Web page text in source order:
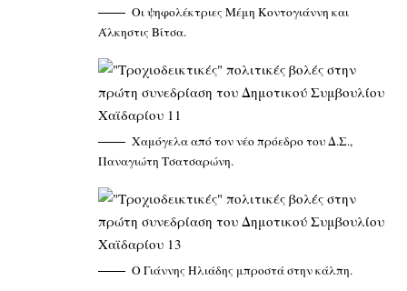
Οι ψηφολέκτριες Μέμη Κοντογιάννη και
Άλκηστις Βίτσα.
Χαμόγελα από τον νέο πρόεδρο του Δ.Σ.,
Παναγιώτη Τσατσαρώνη.
Ο Γιάννης Ηλιάδης μπροστά στην κάλπη.